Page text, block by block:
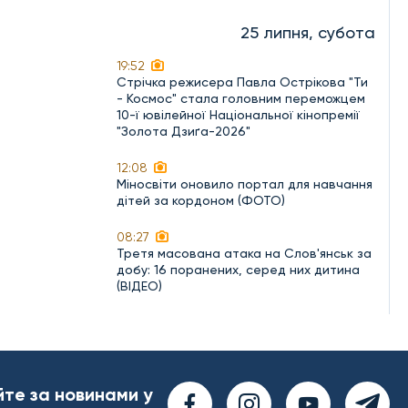
25 липня, субота
19:52
Стрічка режисера Павла Острікова "Ти
- Космос" стала головним переможцем
10-ї ювілейної Національної кінопремії
"Золота Дзиґа-2026"
12:08
Міносвіти оновило портал для навчання
дітей за кордоном (ФОТО)
08:27
Третя масована атака на Слов'янськ за
добу: 16 поранених, серед них дитина
(ВІДЕО)
за новинами у